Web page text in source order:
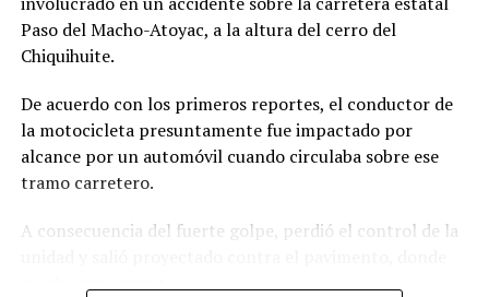
Paso del Macho-Atoyac, a la altura del cerro del
Chiquihuite.
De acuerdo con los primeros reportes, el conductor de
la motocicleta presuntamente fue impactado por
alcance por un automóvil cuando circulaba sobre ese
tramo carretero.
A consecuencia del fuerte golpe, perdió el control de la